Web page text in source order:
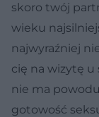
skoro twój
wieku
najwyraźniej
cię na wizytę u
nie ma
gotowość